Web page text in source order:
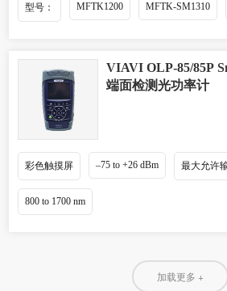
型号： MFTK1200 MFTK-SM1310
VIAVI OLP-85/85P
端面检测光功率计
彩色触摸屏 –75 to +26 dBm 最大允许
800 to 1700 nm
加载更多 +